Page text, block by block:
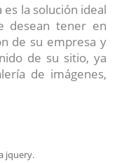
la solución ideal
desean tener en
de su empresa y
de su sitio, ya
de imágenes,
jquery.